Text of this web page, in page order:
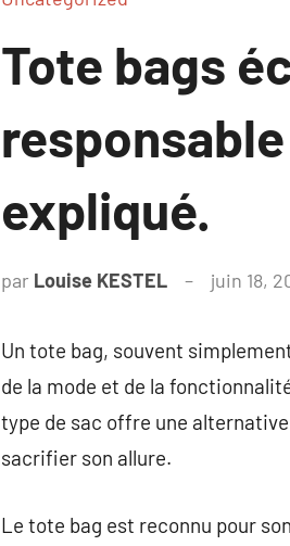
Tote bags
expliqué.
par Louise KESTEL juin 18,
Un tote bag, souvent
de la mode et de la
type de sac offre une
sacrifier son allure.
Le tote bag est reconnu pour